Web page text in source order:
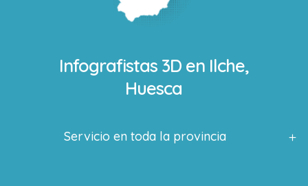
Infografistas 3D en Ilche,
Huesca
Servicio en toda la provincia